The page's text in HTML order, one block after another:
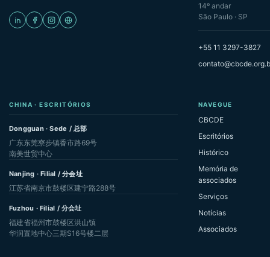
14º andar
São Paulo · SP
+55 11 3297-3827
CHINA · ESCRITÓRIOS
Dongguan · Sede / 总部
广东东莞寮步镇香市路69号
南美世贸中心
Nanjing · Filial / 分会址
江苏省南京市鼓楼区建宁路288号
Fuzhou · Filial / 分会址
福建省福州市鼓楼区洪山镇
华润置地中心三期S16号楼二层
NAVEGUE
CBCDE
Escritórios
Histórico
Memória de
associados
Serviços
Notícias
Associados